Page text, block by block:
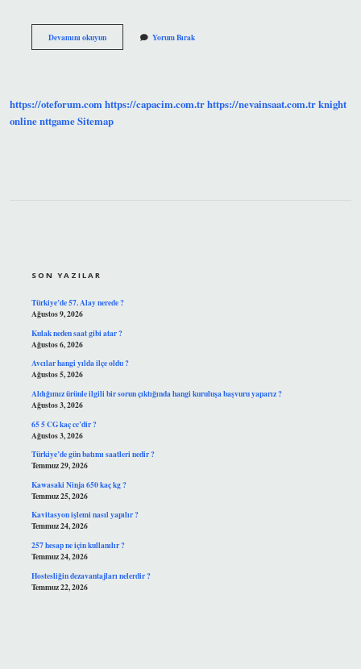
Devamını okuyunİHram
Hali
Yorum Bırak
https://oteforum.comhttps://capacim.com.trhttps://nevainsaat.com.trknight
onlinenttgameSitemap
SON YAZILAR
Türkiye’de 57. Alay nerede ?
Ağustos 9, 2026
Kulak neden saat gibi atar ?
Ağustos 6, 2026
Avcılar hangi yılda ilçe oldu ?
Ağustos 5, 2026
Aldığımız ürünle ilgili bir sorun çıktığında hangi kuruluşa başvuru yaparız ?
Ağustos 3, 2026
65 5 CG kaç cc’dir ?
Ağustos 3, 2026
Türkiye’de gün batımı saatleri nedir ?
Temmuz 29, 2026
Kawasaki Ninja 650 kaç kg ?
Temmuz 25, 2026
Kavitasyon işlemi nasıl yapılır ?
Temmuz 24, 2026
257 hesap ne için kullanılır ?
Temmuz 24, 2026
Hostesliğin dezavantajları nelerdir ?
Temmuz 22, 2026